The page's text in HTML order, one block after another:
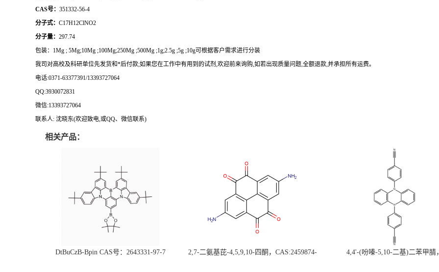
CAS号： 351332-56-4
分子式： C17H12ClNO2
分子量： 297.74
包装： 1Mg ; 5Mg;10Mg ;100Mg;250Mg ;500Mg ;1g;2.5g ;5g ;10g可根据客户需求进行分装
我司对高校及科研单位先发货和*后付款;如果您在工作中有用到的试剂 ,欢迎前来询购,如若出现质量问题,全额退款,并承担所有运费。
电话:0371-63377391/13393727064
QQ:3930072831
微信:13393727064
联系人: 沈晓东(欢迎致电,或QQ、微信联系)
相关产品：
DtBuCzB-Bpin CAS号：2643331-97-7
2,7-二氨基芘-4,5,9,10-四酮，CAS:2459874-
4,4'-(吩嗪-5,10-二基)二苯甲腈